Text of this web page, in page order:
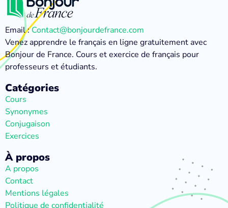
Email :Contact@bonjourdefrance.com
Venez apprendre le français en ligne gratuitement avec
Bonjour de France. Cours et exercice de français pour
professeurs et étudiants.
Catégories
Cours
Synonymes
Conjugaison
Exercices
À propos
A propos
Contact
Mentions légales
Politique de confidentialité